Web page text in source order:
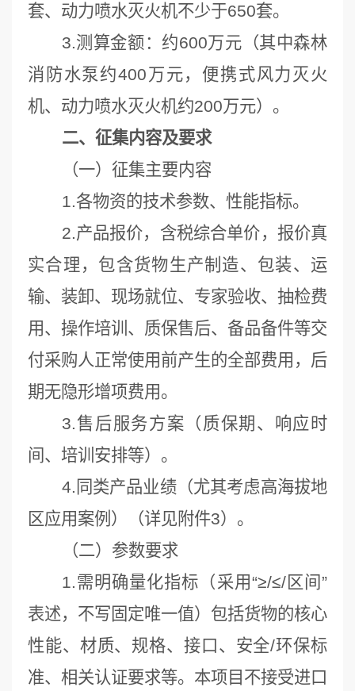
套、动力喷水灭火机不少于650套。
3.测算金额：约600万元（其中森林
消防水泵约400万元，便携式风力灭火
机、动力喷水灭火机约200万元）。
二、征集内容及要求
（一）征集主要内容
1.各物资的技术参数、性能指标。
2.产品报价，含税综合单价，报价真
实合理，包含货物生产制造、包装、运
输、装卸、现场就位、专家验收、抽检费
用、操作培训、质保售后、备品备件等交
付采购人正常使用前产生的全部费用，后
期无隐形增项费用。
3.售后服务方案（质保期、响应时
间、培训安排等）。
4.同类产品业绩（尤其考虑高海拔地
区应用案例）（详见附件3）。
（二）参数要求
1.需明确量化指标（采用“≥/≤/区间”
表述，不写固定唯一值）包括货物的核心
性能、材质、规格、接口、安全/环保标
准、相关认证要求等。本项目不接受进口